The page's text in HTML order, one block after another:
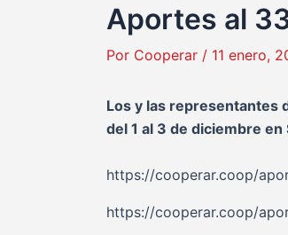
Aportes al
Por Cooperar / 11 enero,
Los y las representantes
del 1 al 3 de diciembre
https://cooperar.coop/
https://cooperar.coop/